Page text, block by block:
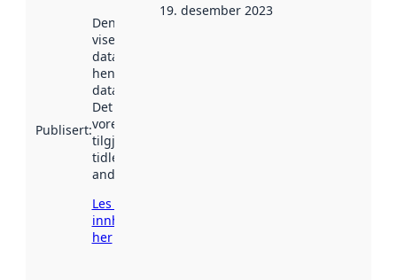
Publisert:
Denne datoen
viser når
datasettet vart
henta inn av
data.norge.no.
Det kan ha
vore
tilgjengeleg
tidlegare
andre stader.
Les meir om
innhenting
her
19. desember 2023